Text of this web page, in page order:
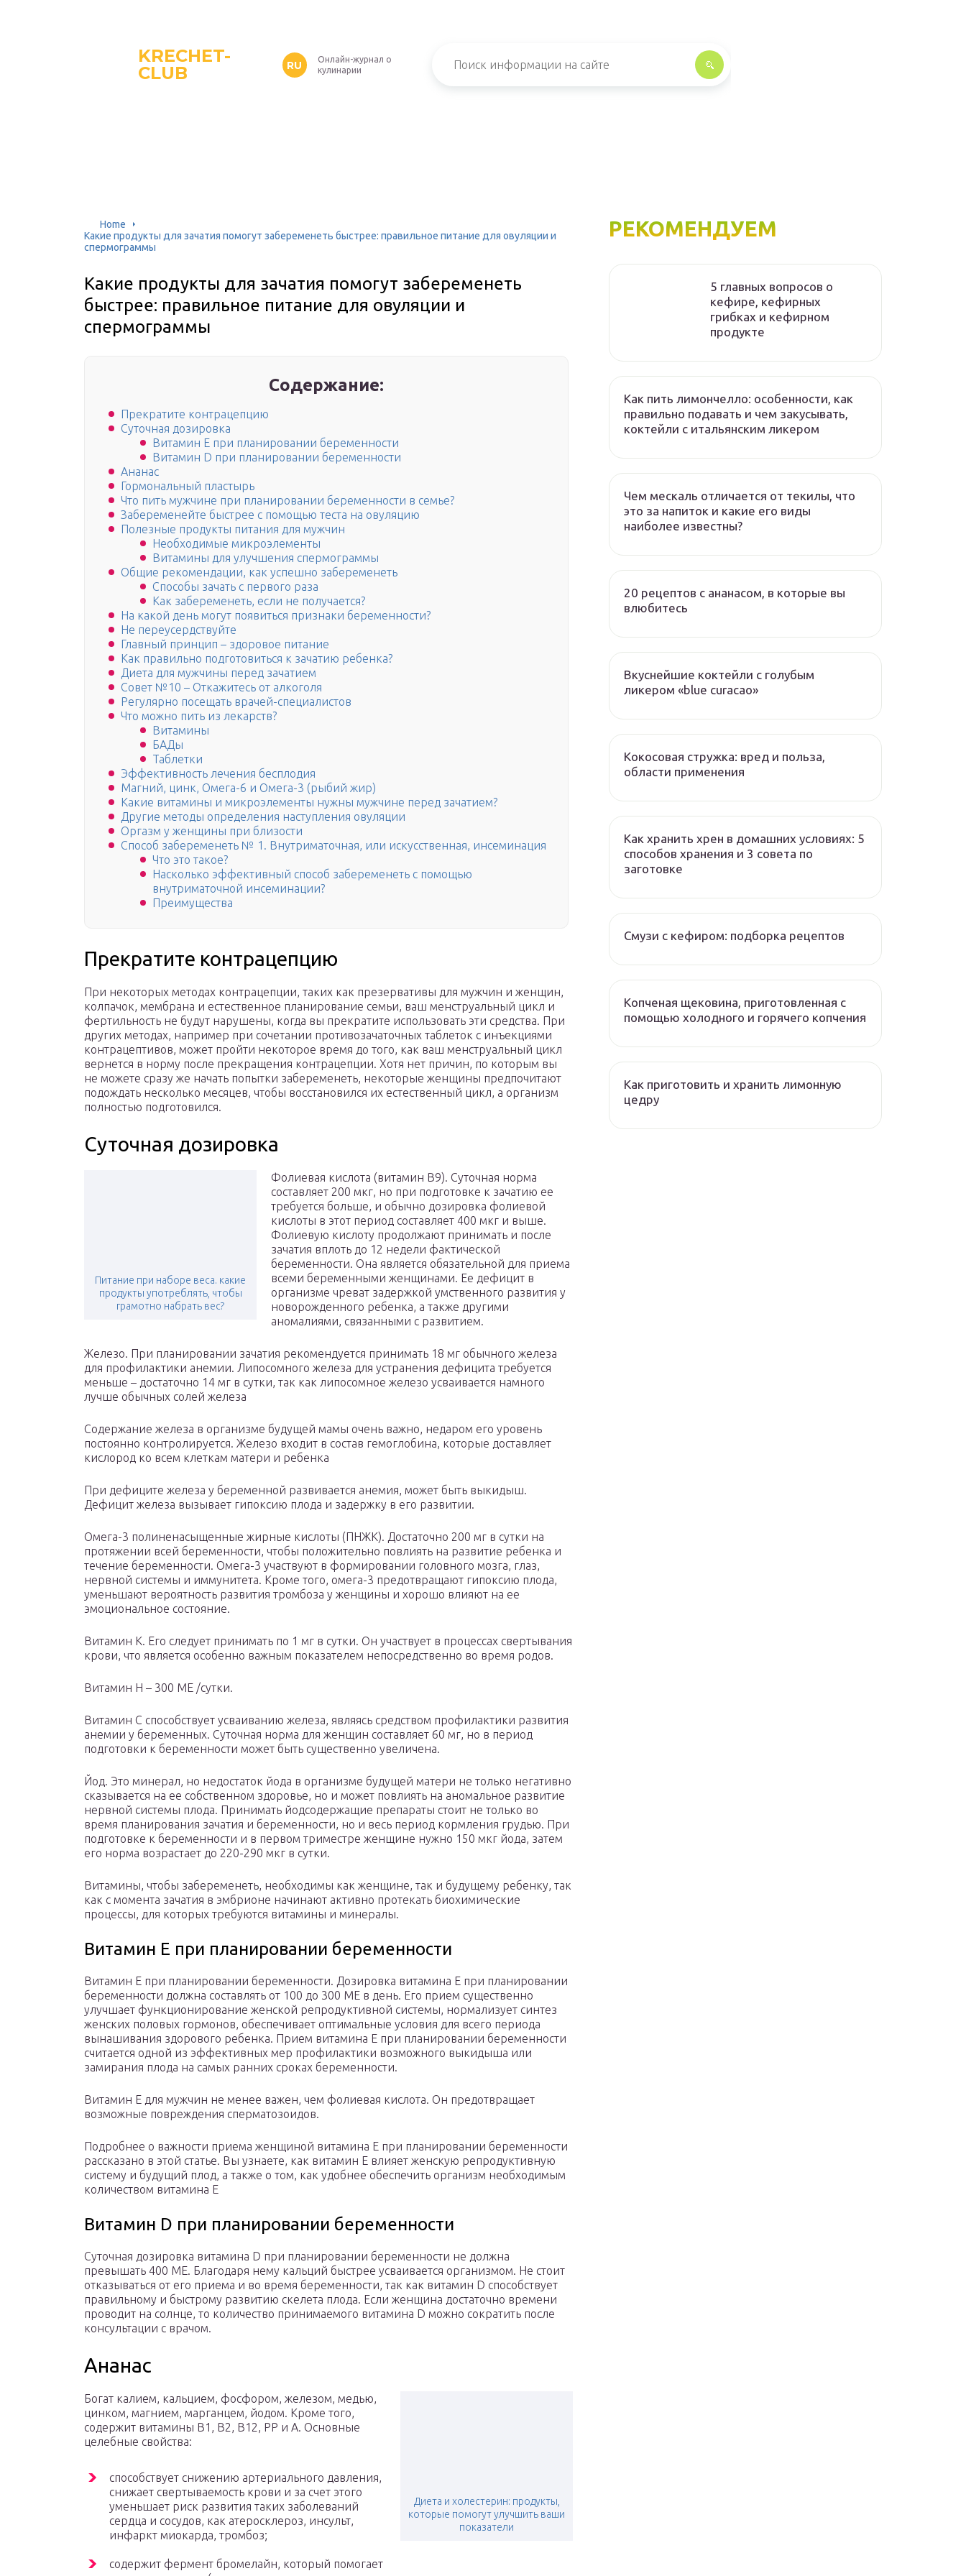
KRECHET-
CLUB
RU
Онлайн-журнал о
кулинарии
Home
Какие продукты для зачатия помогут забеременеть быстрее: правильное питание для овуляции и
спермограммы
Какие продукты для зачатия помогут забеременеть
быстрее: правильное питание для овуляции и
спермограммы
Содержание:
Прекратите контрацепцию
Суточная дозировка
Витамин Е при планировании беременности
Витамин D при планировании беременности
Ананас
Гормональный пластырь
Что пить мужчине при планировании беременности в семье?
Забеременейте быстрее с помощью теста на овуляцию
Полезные продукты питания для мужчин
Необходимые микроэлементы
Витамины для улучшения спермограммы
Общие рекомендации, как успешно забеременеть
Способы зачать с первого раза
Как забеременеть, если не получается?
На какой день могут появиться признаки беременности?
Не переусердствуйте
Главный принцип – здоровое питание
Как правильно подготовиться к зачатию ребенка?
Диета для мужчины перед зачатием
Совет №10 – Откажитесь от алкоголя
Регулярно посещать врачей-специалистов
Что можно пить из лекарств?
Витамины
БАДы
Таблетки
Эффективность лечения бесплодия
Магний, цинк, Омега-6 и Омега-3 (рыбий жир)
Какие витамины и микроэлементы нужны мужчине перед зачатием?
Другие методы определения наступления овуляции
Оргазм у женщины при близости
Способ забеременеть № 1. Внутриматочная, или искусственная, инсеминация
Что это такое?
Насколько эффективный способ забеременеть с помощью
внутриматочной инсеминации?
Преимущества
Прекратите контрацепцию
При некоторых методах контрацепции, таких как презервативы для мужчин и женщин,
колпачок, мембрана и естественное планирование семьи, ваш менструальный цикл и
фертильность не будут нарушены, когда вы прекратите использовать эти средства. При
других методах, например при сочетании противозачаточных таблеток с инъекциями
контрацептивов, может пройти некоторое время до того, как ваш менструальный цикл
вернется в норму после прекращения контрацепции. Хотя нет причин, по которым вы
не можете сразу же начать попытки забеременеть, некоторые женщины предпочитают
подождать несколько месяцев, чтобы восстановился их естественный цикл, а организм
полностью подготовился.
Суточная дозировка
Питание при наборе веса. какие
продукты употреблять, чтобы
грамотно набрать вес?
Фолиевая кислота (витамин В9). Суточная норма
составляет 200 мкг, но при подготовке к зачатию ее
требуется больше, и обычно дозировка фолиевой
кислоты в этот период составляет 400 мкг и выше.
Фолиевую кислоту продолжают принимать и после
зачатия вплоть до 12 недели фактической
беременности. Она является обязательной для приема
всеми беременными женщинами. Ее дефицит в
организме чреват задержкой умственного развития у
новорожденного ребенка, а также другими
аномалиями, связанными с развитием.
Железо. При планировании зачатия рекомендуется принимать 18 мг обычного железа
для профилактики анемии. Липосомного железа для устранения дефицита требуется
меньше – достаточно 14 мг в сутки, так как липосомное железо усваивается намного
лучше обычных солей железа
Содержание железа в организме будущей мамы очень важно, недаром его уровень
постоянно контролируется. Железо входит в состав гемоглобина, которые доставляет
кислород ко всем клеткам матери и ребенка
При дефиците железа у беременной развивается анемия, может быть выкидыш.
Дефицит железа вызывает гипоксию плода и задержку в его развитии.
Омега-3 полиненасыщенные жирные кислоты (ПНЖК). Достаточно 200 мг в сутки на
протяжении всей беременности, чтобы положительно повлиять на развитие ребенка и
течение беременности. Омега-3 участвуют в формировании головного мозга, глаз,
нервной системы и иммунитета. Кроме того, омега-3 предотвращают гипоксию плода,
уменьшают вероятность развития тромбоза у женщины и хорошо влияют на ее
эмоциональное состояние.
Витамин К. Его следует принимать по 1 мг в сутки. Он участвует в процессах свертывания
крови, что является особенно важным показателем непосредственно во время родов.
Витамин Н – 300 МЕ /сутки.
Витамин С способствует усваиванию железа, являясь средством профилактики развития
анемии у беременных. Суточная норма для женщин составляет 60 мг, но в период
подготовки к беременности может быть существенно увеличена.
Йод. Это минерал, но недостаток йода в организме будущей матери не только негативно
сказывается на ее собственном здоровье, но и может повлиять на аномальное развитие
нервной системы плода. Принимать йодсодержащие препараты стоит не только во
время планирования зачатия и беременности, но и весь период кормления грудью. При
подготовке к беременности и в первом триместре женщине нужно 150 мкг йода, затем
его норма возрастает до 220-290 мкг в сутки.
Витамины, чтобы забеременеть, необходимы как женщине, так и будущему ребенку, так
как с момента зачатия в эмбрионе начинают активно протекать биохимические
процессы, для которых требуются витамины и минералы.
Витамин Е при планировании беременности
Витамин Е при планировании беременности. Дозировка витамина Е при планировании
беременности должна составлять от 100 до 300 МЕ в день. Его прием существенно
улучшает функционирование женской репродуктивной системы, нормализует синтез
женских половых гормонов, обеспечивает оптимальные условия для всего периода
вынашивания здорового ребенка. Прием витамина Е при планировании беременности
считается одной из эффективных мер профилактики возможного выкидыша или
замирания плода на самых ранних сроках беременности.
Витамин Е для мужчин не менее важен, чем фолиевая кислота. Он предотвращает
возможные повреждения сперматозоидов.
Подробнее о важности приема женщиной витамина Е при планировании беременности
рассказано в этой статье. Вы узнаете, как витамин Е влияет женскую репродуктивную
систему и будущий плод, а также о том, как удобнее обеспечить организм необходимым
количеством витамина Е
Витамин D при планировании беременности
Суточная дозировка витамина D при планировании беременности не должна
превышать 400 МЕ. Благодаря нему кальций быстрее усваивается организмом. Не стоит
отказываться от его приема и во время беременности, так как витамин D способствует
правильному и быстрому развитию скелета плода. Если женщина достаточно времени
проводит на солнце, то количество принимаемого витамина D можно сократить после
консультации с врачом.
Ананас
Диета и холестерин: продукты,
которые помогут улучшить ваши
показатели
Богат калием, кальцием, фосфором, железом, медью,
цинком, магнием, марганцем, йодом. Кроме того,
содержит витамины В1, В2, В12, РР и А. Основные
целебные свойства:
способствует снижению артериального давления,
снижает свертываемость крови и за счет этого
уменьшает риск развития таких заболеваний
сердца и сосудов, как атеросклероз, инсульт,
инфаркт миокарда, тромбоз;
содержит фермент бромелайн, который помогает
РЕКОМЕНДУЕМ
5 главных вопросов о
кефире, кефирных
грибках и кефирном
продукте
Как пить лимончелло: особенности, как
правильно подавать и чем закусывать,
коктейли с итальянским ликером
Чем мескаль отличается от текилы, что
это за напиток и какие его виды
наиболее известны?
20 рецептов с ананасом, в которые вы
влюбитесь
Вкуснейшие коктейли с голубым
ликером «blue curacao»
Кокосовая стружка: вред и польза,
области применения
Как хранить хрен в домашних условиях: 5
способов хранения и 3 совета по
заготовке
Смузи с кефиром: подборка рецептов
Копченая щековина, приготовленная с
помощью холодного и горячего копчения
Как приготовить и хранить лимонную
цедру